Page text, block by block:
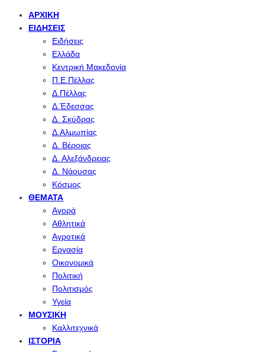
ΑΡΧΙΚΉ
ΕΙΔΉΣΕΙΣ
Ειδήσεις
Ελλάδα
Κεντρική Μακεδονία
Π.Ε.Πέλλας
Δ.Πέλλας
Δ.Έδεσσας
Δ. Σκύδρας
Δ.Αλμωπίας
Δ. Βέροιας
Δ. Αλεξάνδρειας
Δ. Νάουσας
Κόσμος
ΘΈΜΑΤΑ
Αγορά
Αθλητικά
Αγροτικά
Εργασία
Οικονομικά
Πολιτική
Πολιτισμός
Υγεία
ΜΟΥΣΙΚΉ
Καλλιτεχνικά
ΙΣΤΟΡΊΑ